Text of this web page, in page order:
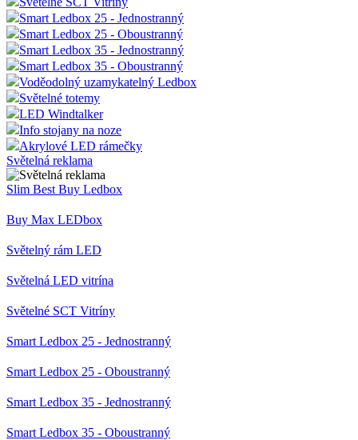
Smart Ledbox 25 - Jednostranný
Smart Ledbox 25 - Oboustranný
Smart Ledbox 35 - Jednostranný
Smart Ledbox 35 - Oboustranný
Voděodolný uzamykatelný Ledbox
Světelné totemy
LED Windtalker
Info stojany na noze
Akrylové LED rámečky
Světelná reklama
Slim Best Buy Ledbox
Buy Max LEDbox
Světelný rám LED
Světelná LED vitrína
Světelné SCT Vitríny
Smart Ledbox 25 - Jednostranný
Smart Ledbox 25 - Oboustranný
Smart Ledbox 35 - Jednostranný
Smart Ledbox 35 - Oboustranný